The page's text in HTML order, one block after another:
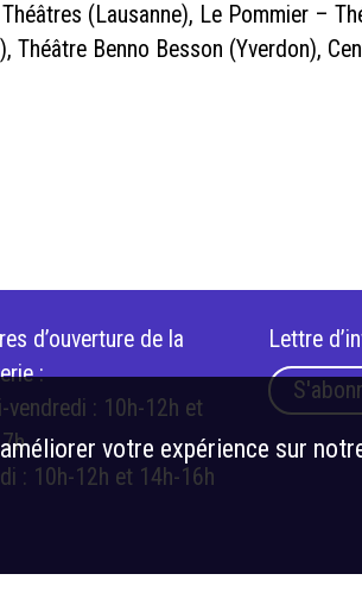
(Lausanne), Le Pommier –
Théâtre Benno Besson (Yverdon),
d’ouverture de la
:
vendredi : 10h-12h et
: 10h-12h et 14h-16h
Lettre
votre expérience sur